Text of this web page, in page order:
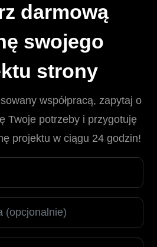
darmową
swojego
strony
współpracą, zapytaj o
Twoje potrzeby i przygotuję
projektu w ciągu 24 godzin!